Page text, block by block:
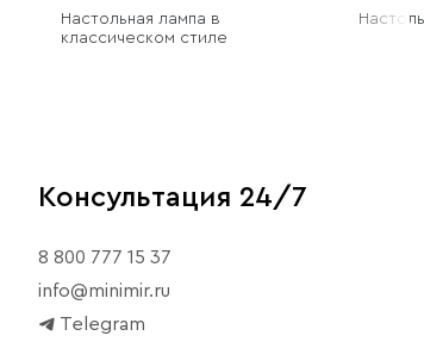
Настольная лампа в
классическом стиле
Консультация 24/7
8 800 777 15 37
info@minimir.ru
Telegram